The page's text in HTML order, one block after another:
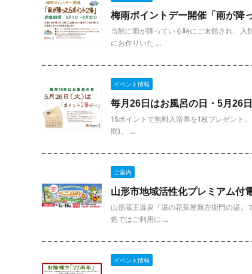
梅雨ポイントデー開催「雨が降
当館に雨が降っている時にご来館され、入
にお作りいた ...
イベント情報
毎月26日はお風呂の日・5月26
15ポイントで無料入浴券を1枚プレゼント
間)。 ...
ご案内
山形市地域活性化プレミアム付
山形蔵王温泉『湯の花茶屋新左衛門の湯
処ではご利用に ...
イベント情報